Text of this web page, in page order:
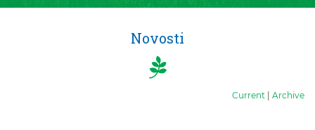
Novosti
Current Archive